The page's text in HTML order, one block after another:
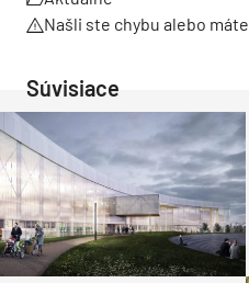
Našli ste chybu alebo
Súvisiace